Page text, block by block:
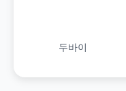
두바이